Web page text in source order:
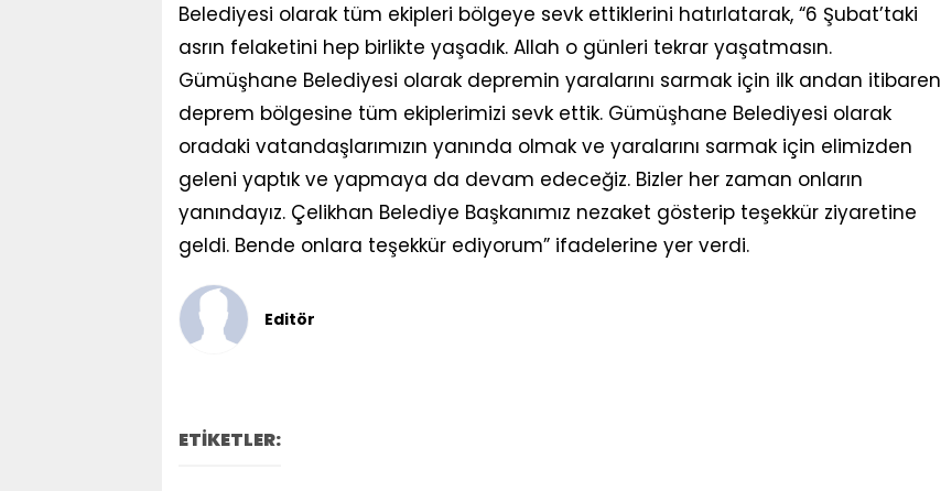
Belediyesi olarak tüm ekipleri bölgeye sevk ettiklerini hatırlatarak, “6 Şubat’taki
asrın felaketini hep birlikte yaşadık. Allah o günleri tekrar yaşatmasın.
Gümüşhane Belediyesi olarak depremin yaralarını sarmak için ilk andan itibaren
deprem bölgesine tüm ekiplerimizi sevk ettik. Gümüşhane Belediyesi olarak
oradaki vatandaşlarımızın yanında olmak ve yaralarını sarmak için elimizden
geleni yaptık ve yapmaya da devam edeceğiz. Bizler her zaman onların
yanındayız. Çelikhan Belediye Başkanımız nezaket gösterip teşekkür ziyaretine
geldi. Bende onlara teşekkür ediyorum” ifadelerine yer verdi.
Editör
ETİKETLER: